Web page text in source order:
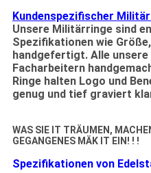
Kundenspezifischer
Unsere Militärringe sind
Spezifikationen wie
handgefertigt. Alle
Facharbeitern
Ringe halten Logo und
genug und tief graviert
WAS SIE IT TRÄUMEN,
GEGANGENES MÄK IT EIN! ! !
Spezifikationen von